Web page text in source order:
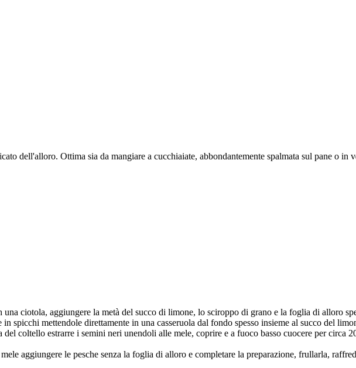
dell'alloro. Ottima sia da mangiare a cucchiaiate, abbondantemente spalmata sul pane o in
ciotola, aggiungere la metà del succo di limone, lo sciroppo di grano e la foglia di alloro
spicchi mettendole direttamente in una casseruola dal fondo spesso insieme al succo del
coltello estrarre i semini neri unendoli alle mele, coprire e a fuoco basso cuocere per circa
aggiungere le pesche senza la foglia di alloro e completare la preparazione, frullarla,